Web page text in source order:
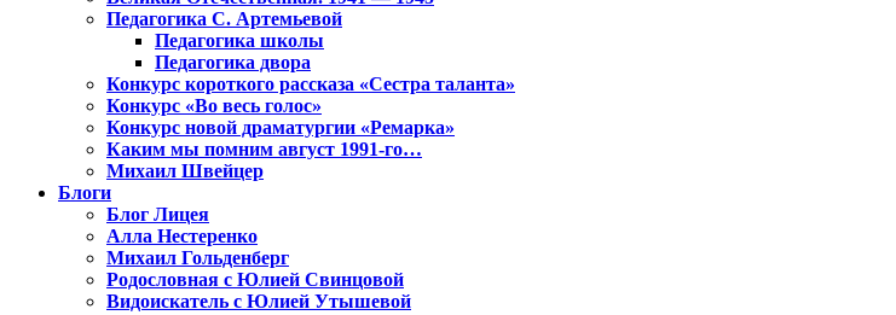
Педагогика С. Артемьевой
Педагогика школы
Педагогика двора
Конкурс короткого рассказа «Сестра таланта»
Конкурс «Во весь голос»
Конкурс новой драматургии «Ремарка»
Каким мы помним август 1991-го…
Михаил Швейцер
Блоги
Блог Лицея
Алла Нестеренко
Михаил Гольденберг
Родословная с Юлией Свинцовой
Видоискатель с Юлией Утышевой